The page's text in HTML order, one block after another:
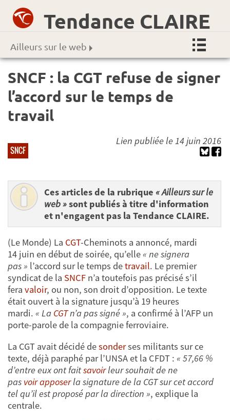
Tendance CLAIRE
Ailleurs sur le web
SNCF : la CGT refuse de signer
l’accord sur le temps de
travail
SNCF
Lien publiée le 14 juin 2016
Ces articles de la rubrique « Ailleurs sur le
web »sont publiés à titre d'information
et n'engagent pas la Tendance CLAIRE.
(Le Monde) La CGT-Cheminots a annoncé, mardi
14 juin en début de soirée, qu’elle« ne signera
pas » l’accord sur le temps detravail. Le premier
syndicat de la SNCF n’a toutefois pas précisé s’il
fera valoir, ou non, son droit d’opposition. Le texte
était ouvert à la signature jusqu’à 19 heures
mardi. « La CGTn’a pas signé », a confirmé à l’AFP un
porte-parole de la compagnie ferroviaire.
La CGT avait décidé desonderses militants sur ce
texte, déjà paraphé par l’UNSA et la CFDT : « 57,66 %
d’entre eux ont faitsavoirleur souhait de ne
pas voirapposerla signature de la CGT sur cet accord
tel qu’il est proposé par la direction », explique la
centrale.